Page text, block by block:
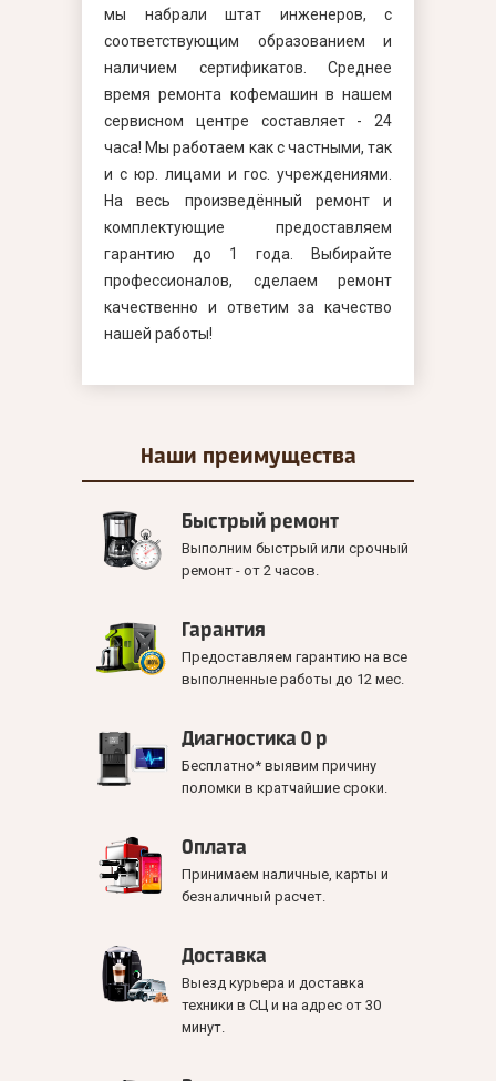
мы набрали штат инженеров, с
соответствующим образованием и
наличием сертификатов. Среднее
время ремонта кофемашин в нашем
сервисном центре составляет - 24
часа! Мы работаем как с частными, так
и с юр. лицами и гос. учреждениями.
На весь произведённый ремонт и
комплектующие предоставляем
гарантию до 1 года. Выбирайте
профессионалов, сделаем ремонт
качественно и ответим за качество
нашей работы!
Наши преимущества
Быстрый ремонт
Выполним быстрый или срочный
ремонт - от 2 часов.
Гарантия
Предоставляем гарантию на все
выполненные работы до 12 мес.
Диагностика 0 р
Бесплатно* выявим причину
поломки в кратчайшие сроки.
Оплата
Принимаем наличные, карты и
безналичный расчет.
Доставка
Выезд курьера и доставка
техники в СЦ и на адрес от 30
минут.